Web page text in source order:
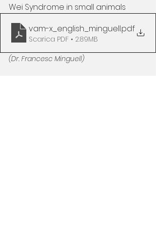
Wei Syndrome in small animals
vam-x_english_minguell.pdf
Scarica PDF • 2.89MB
(Dr. Francesc Minguell)